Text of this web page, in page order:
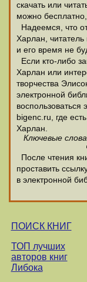
скачать или
можно
Надеемся, что
Харлан, читатель
и его время не
Если кто-либо
Харлан или
творчества
электронной
bigenc.ru, где
Харлан.
Ключевые
После чтения
проставить
в электронной
ПОИСК КНИГ
ТОП лучших
авторов книг
Либока